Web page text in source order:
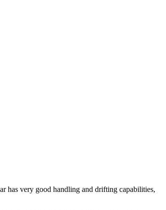
has very good handling and drifting capabilities,